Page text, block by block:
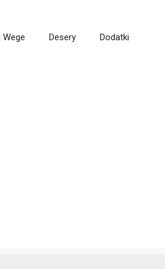
Wege Desery Dodatki